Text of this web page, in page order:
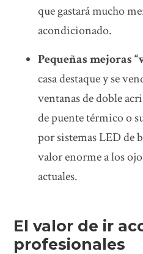
que gastará mucho
acondicionado.
Pequeñas mejoras
casa destaque y se
ventanas de doble
de puente térmico o
por sistemas LED de
valor enorme a los
actuales.
El valor de ir
profesionales